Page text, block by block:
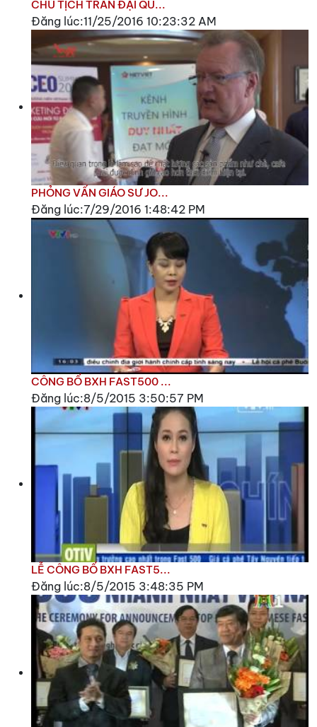
CHỦ TỊCH TRẦN ĐẠI QU...
Đăng lúc:11/25/2016 10:23:32 AM
PHỎNG VẤN GIÁO SƯ JO...
Đăng lúc:7/29/2016 1:48:42 PM
CÔNG BỐ BXH FAST500 ...
Đăng lúc:8/5/2015 3:50:57 PM
LỄ CÔNG BỐ BXH FAST5...
Đăng lúc:8/5/2015 3:48:35 PM